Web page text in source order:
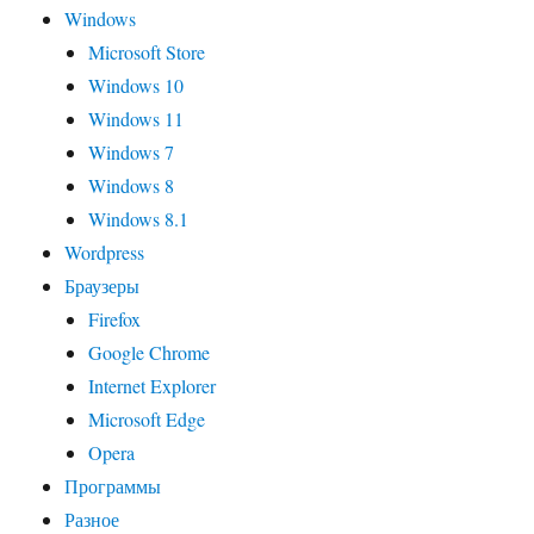
Windows
Microsoft Store
Windows 10
Windows 11
Windows 7
Windows 8
Windows 8.1
Wordpress
Браузеры
Firefox
Google Chrome
Internet Explorer
Microsoft Edge
Opera
Программы
Разное